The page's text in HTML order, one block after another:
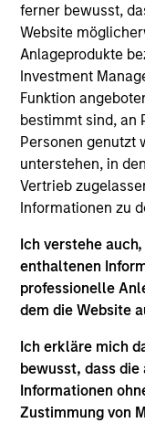
ferner bewusst,
Website
Anlageprodukte
Investment
Funktion
bestimmt sind, an
Personen genutzt
unterstehen, in
Vertrieb
Informationen zu
Ich verstehe
enthaltenen
professionelle
dem die Website
Ich erkläre mich
bewusst, dass
Informationen
Zustimmung von
of the consumer
He joined Eaton
acquired Eaton
his career in the
in 2010. He has
and energy
was a senior
Previously, he
Management.
College Carroll
Team